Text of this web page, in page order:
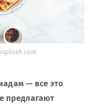
— все это
предлагают